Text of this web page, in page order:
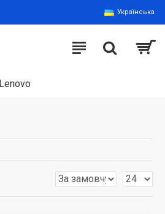
Українська
Lenovo